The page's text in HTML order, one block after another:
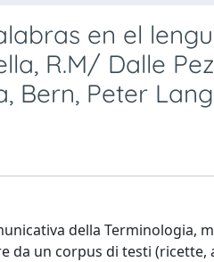
en el
R.M/ Dalle
Peter
della Terminologia,
da un corpus di testi